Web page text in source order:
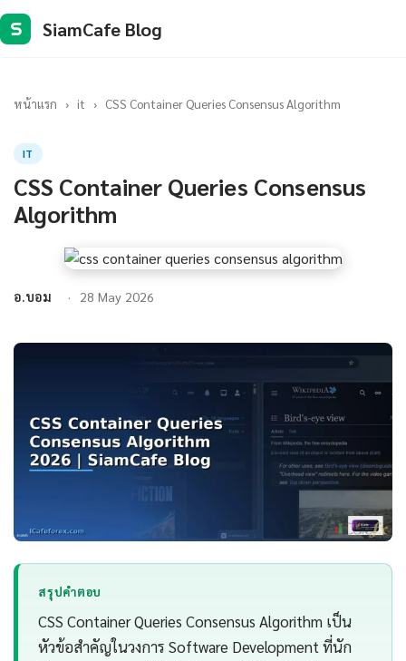
S SiamCafe Blog
หน้าแรก › it › CSS Container Queries Consensus Algorithm
IT
CSS Container Queries Consensus
Algorithm
อ.บอม 28 May 2026
สรุปคำตอบ
CSS Container Queries Consensus Algorithm เป็น
หัวข้อสำคัญในวงการ Software Development ที่นัก